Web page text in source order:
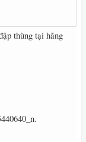
thùng tại hãng